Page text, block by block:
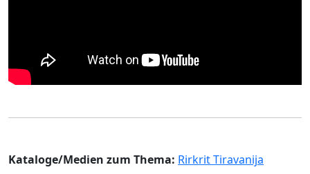
Kataloge/Medien zum Thema: Rirkrit Tiravanija